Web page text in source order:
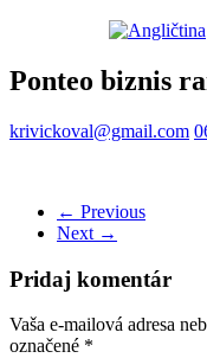
Ponteo biznis
krivickoval@gmail.com
← Previous
Next →
Pridaj komentár
Vaša e-mailová adresa
označené *